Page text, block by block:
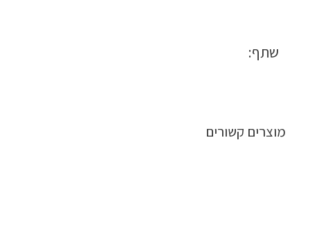
שתף:
מוצרים קשורים